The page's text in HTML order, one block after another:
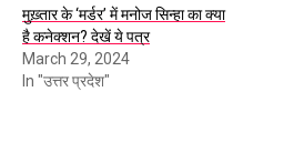
मुख़्तार के ‘मर्डर’ में मनोज सिन्हा का क्या
है कनेक्शन? देखें ये पत्र
March 29, 2024
In "उत्तर प्रदेश"